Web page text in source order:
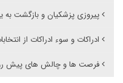
پیروزی پزشکیان و بازگشت
ادراکات و سوء ادراکات از
فرصت ها و چالش های پیش روی